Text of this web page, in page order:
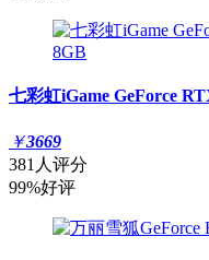
七彩虹iGame GeForce
￥3669
381人评分
99%好评